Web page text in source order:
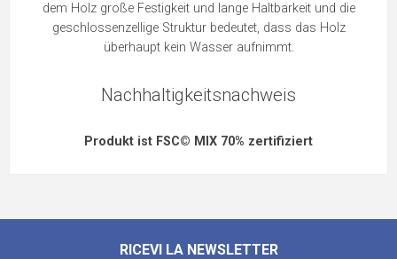
dem Holz große Festigkeit und lange Haltbarkeit und die
geschlossenzellige Struktur bedeutet, dass das Holz
überhaupt kein Wasser aufnimmt.
Nachhaltigkeitsnachweis
Produkt ist FSC© MIX 70% zertifiziert
RICEVI LA NEWSLETTER